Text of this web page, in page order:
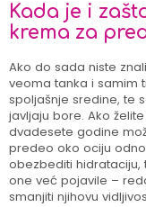
Kada je i
krema za
Ako do sada niste
veoma tanka i samim
spoljašnje sredine, te
javljaju bore. Ako
dvadesete godine
predeo oko ociju
obezbediti hidrataciju,
one već pojavile –
smanjiti njihovu